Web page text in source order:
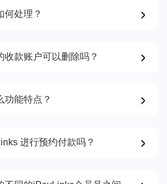
何处理？
收款账户可以删除吗？
功能特点？
进行预约付款吗？